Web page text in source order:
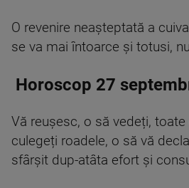
O revenire neașteptată a
se va mai întoarce și totusi,
Horoscop 27
Vă reușesc, o să vedeți,
culegeți roadele, o să vă
sfârșit dup-atâta efort și